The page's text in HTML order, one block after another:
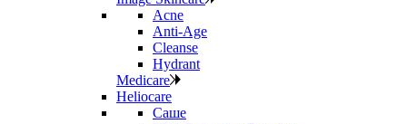
Acne
Anti‑Age
Cleanse
Hydrant
Medicare
Heliocare
Саше